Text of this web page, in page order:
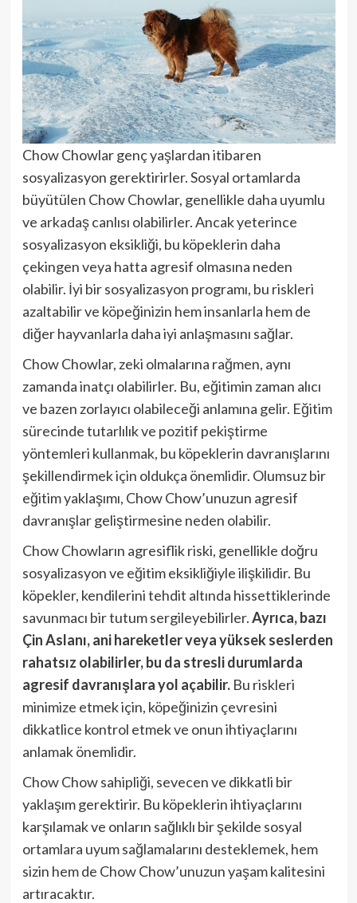
Chow Chowlar genç yaşlardan itibaren
sosyalizasyon gerektirirler. Sosyal ortamlarda
büyütülen Chow Chowlar, genellikle daha uyumlu
ve arkadaş canlısı olabilirler. Ancak yeterince
sosyalizasyon eksikliği, bu köpeklerin daha
çekingen veya hatta agresif olmasına neden
olabilir. İyi bir sosyalizasyon programı, bu riskleri
azaltabilir ve köpeğinizin hem insanlarla hem de
diğer hayvanlarla daha iyi anlaşmasını sağlar.
Chow Chowlar, zeki olmalarına rağmen, aynı
zamanda inatçı olabilirler. Bu, eğitimin zaman alıcı
ve bazen zorlayıcı olabileceği anlamına gelir. Eğitim
sürecinde tutarlılık ve pozitif pekiştirme
yöntemleri kullanmak, bu köpeklerin davranışlarını
şekillendirmek için oldukça önemlidir. Olumsuz bir
eğitim yaklaşımı, Chow Chow’unuzun agresif
davranışlar geliştirmesine neden olabilir.
Chow Chowların agresiflik riski, genellikle doğru
sosyalizasyon ve eğitim eksikliğiyle ilişkilidir. Bu
köpekler, kendilerini tehdit altında hissettiklerinde
savunmacı bir tutum sergileyebilirler.Ayrıca, bazı
Çin Aslanı, ani hareketler veya yüksek seslerden
rahatsız olabilirler, bu da stresli durumlarda
agresif davranışlara yol açabilir.Bu riskleri
minimize etmek için, köpeğinizin çevresini
dikkatlice kontrol etmek ve onun ihtiyaçlarını
anlamak önemlidir.
Chow Chow sahipliği, sevecen ve dikkatli bir
yaklaşım gerektirir. Bu köpeklerin ihtiyaçlarını
karşılamak ve onların sağlıklı bir şekilde sosyal
ortamlara uyum sağlamalarını desteklemek, hem
sizin hem de Chow Chow’unuzun yaşam kalitesini
artıracaktır.